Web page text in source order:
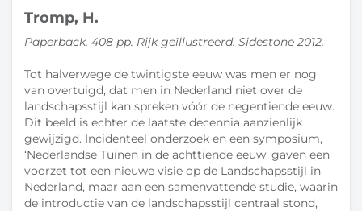
Tromp, H.
Paperback. 408 pp. Rijk geïllustreerd. Sidestone 2012.
Tot halverwege de twintigste eeuw was men er nog
van overtuigd, dat men in Nederland niet over de
landschapsstijl kan spreken vóór de negentiende eeuw.
Dit beeld is echter de laatste decennia aanzienlijk
gewijzigd. Incidenteel onderzoek en een symposium,
‘Nederlandse Tuinen in de achttiende eeuw’ gaven een
voorzet tot een nieuwe visie op de Landschapsstijl in
Nederland, maar aan een samenvattende studie, waarin
de introductie van de landschapsstijl centraal stond,